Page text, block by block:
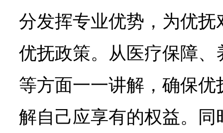
分发挥专业优势，为优
优抚政策。从医疗保障
等方面一一讲解，确保
解自己应享有的权益。